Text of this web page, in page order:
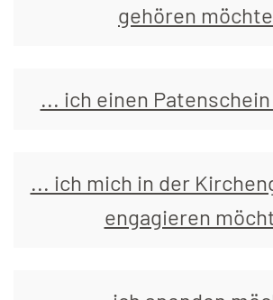
gehören möchte
... ich einen
... ich mich in der
engagieren